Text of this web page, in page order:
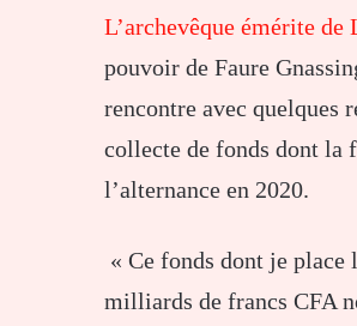
L’archevêque émérite
pouvoir de Faure
rencontre avec quelques
collecte de fonds dont la
l’alternance en 2020.
« Ce fonds dont je place
milliards de francs CFA